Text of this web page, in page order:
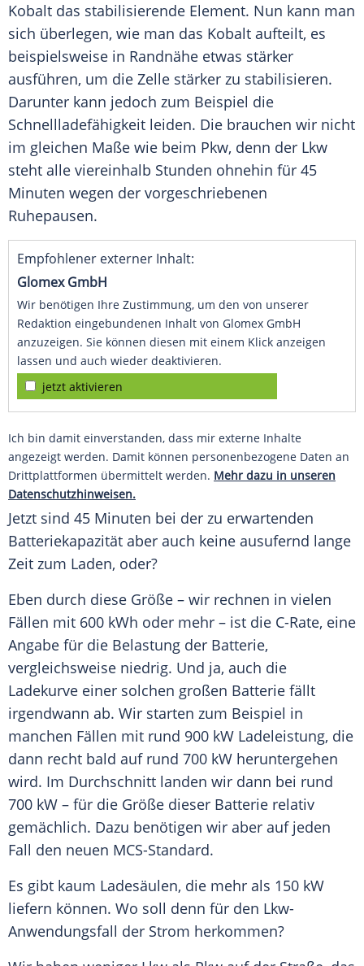
Kobalt das stabilisierende Element. Nun kann man
sich überlegen, wie man das Kobalt aufteilt, es
beispielsweise in Randnähe etwas stärker
ausführen, um die Zelle stärker zu stabilisieren.
Darunter kann jedoch zum Beispiel die
Schnellladefähigkeit leiden. Die brauchen wir nicht
im gleichen Maße wie beim Pkw, denn der Lkw
steht alle viereinhalb Stunden ohnehin für 45
Minuten wegen der vorgeschriebenen
Ruhepausen.
Empfohlener externer Inhalt:
Glomex GmbH
Wir benötigen Ihre Zustimmung, um den von unserer
Redaktion eingebundenen Inhalt von Glomex GmbH
anzuzeigen. Sie können diesen mit einem Klick anzeigen
lassen und auch wieder deaktivieren.
jetzt aktivieren
Ich bin damit einverstanden, dass mir externe Inhalte
angezeigt werden. Damit können personenbezogene Daten an
Drittplattformen übermittelt werden. Mehr dazu in unseren
Datenschutzhinweisen.
Jetzt sind 45 Minuten bei der zu erwartenden
Batteriekapazität aber auch keine ausufernd lange
Zeit zum Laden, oder?
Eben durch diese Größe – wir rechnen in vielen
Fällen mit 600 kWh oder mehr – ist die C-Rate, eine
Angabe für die Belastung der Batterie,
vergleichsweise niedrig. Und ja, auch die
Ladekurve einer solchen großen Batterie fällt
irgendwann ab. Wir starten zum Beispiel in
manchen Fällen mit rund 900 kW Ladeleistung, die
dann recht bald auf rund 700 kW heruntergehen
wird. Im Durchschnitt landen wir dann bei rund
700 kW – für die Größe dieser Batterie relativ
gemächlich. Dazu benötigen wir aber auf jeden
Fall den neuen MCS-Standard.
Es gibt kaum Ladesäulen, die mehr als 150 kW
liefern können. Wo soll denn für den Lkw-
Anwendungsfall der Strom herkommen?